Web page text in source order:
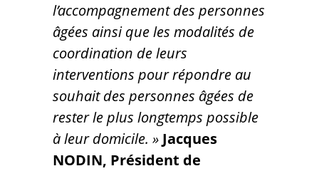
l’accompagnement des personnes
âgées ainsi que les modalités de
coordination de leurs
interventions pour répondre au
souhait des personnes âgées de
rester le plus longtemps possible
à leur domicile. » Jacques
NODIN, Président de